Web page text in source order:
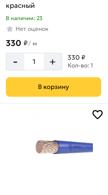
красный
В наличии: 23
Нет оценок
330 ₽/ м
- + 330 ₽
Кол-во: 1
В корзину